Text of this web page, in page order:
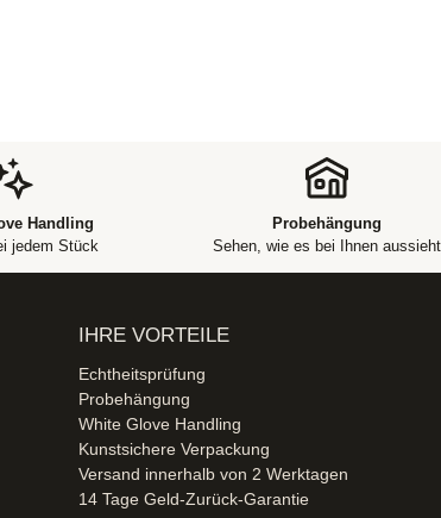
Handling
jedem Stück
Probehängung
Sehen, wie es bei Ihnen aussieht
IHRE VORTEILE
Echtheitsprüfung
Probehängung
White Glove Handling
Kunstsichere Verpackung
Versand innerhalb von 2 Werktagen
14 Tage Geld-Zurück-Garantie